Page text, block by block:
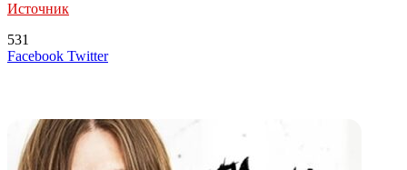
Источник
531
Facebook TwitterLinkedIn
Tumblr
Reddit
Вконтакте
Одноклассники
Skype
Messenger
Messenger
WhatsApp
Telegram
Viber
Line
Поделиться
Печатать